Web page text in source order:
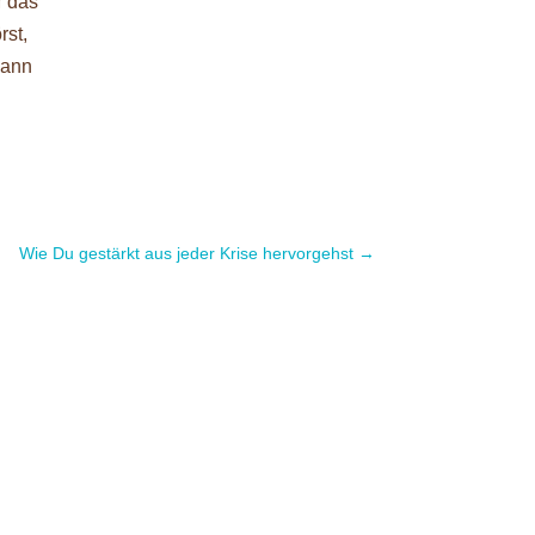
Wie Du gestärkt aus jeder Krise hervorgehst→